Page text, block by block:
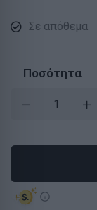
Σε απόθεμα
Ποσότητα